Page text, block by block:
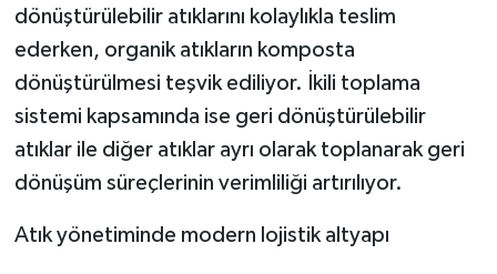
dönüştürülebilir atıklarını kolaylıkla teslim
ederken, organik atıkların komposta
dönüştürülmesi teşvik ediliyor. İkili toplama
sistemi kapsamında ise geri dönüştürülebilir
atıklar ile diğer atıklar ayrı olarak toplanarak geri
dönüşüm süreçlerinin verimliliği artırılıyor.
Atık yönetiminde modern lojistik altyapı